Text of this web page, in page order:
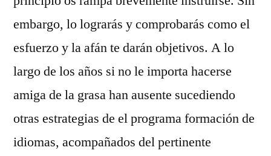
embargo, lo lograrás y comprobarás como el
esfuerzo y la afán te darán objetivos. A lo
largo de los años si no le importa hacerse
amiga de la grasa han ausente sucediendo
otras estrategias de el programa formación de
idiomas, acompañados del pertinente